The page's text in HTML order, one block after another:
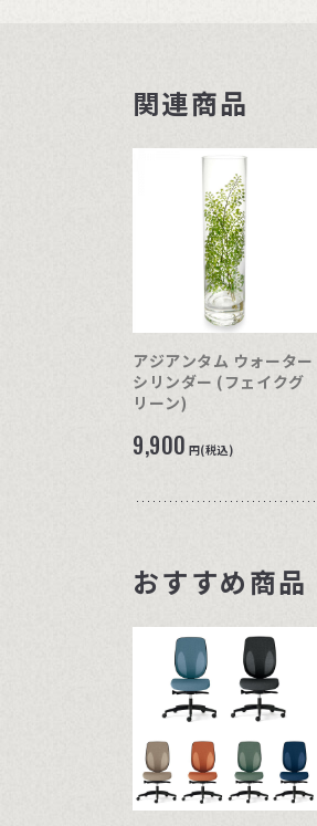
関連商品
アジアンタム ウォーター
シリンダー (フェイクグ
リーン)
9,900 円(税込)
おすすめ商品